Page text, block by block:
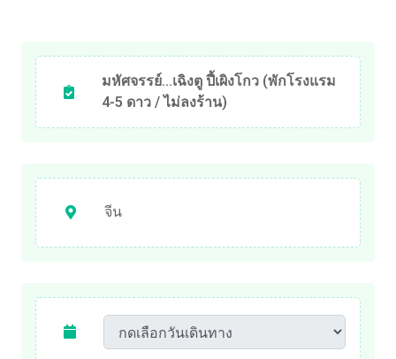
มหัศจรรย์...เฉิงตู ปี้เผิงโกว (พักโรงแรม
4-5 ดาว / ไม่ลงร้าน)
จีน